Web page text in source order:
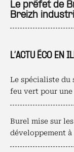
L’ACTU ÉCO EN
Le spécialiste du
feu vert pour une
Burel mise sur
développement
Le préfet de
Breizh